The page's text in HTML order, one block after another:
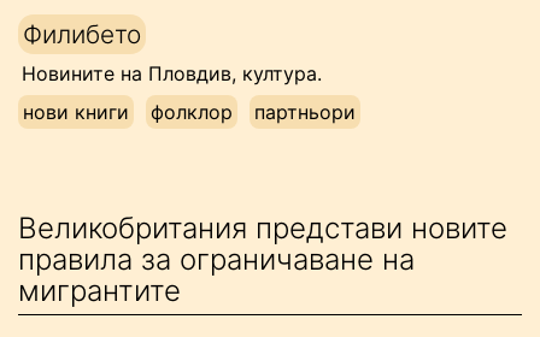
Напред
към
съдържанието
Филибето
Новините на Пловдив, култура.
нови книги
фолклор партньори
Великобритания представи новите
правила за ограничаване на
мигрантите